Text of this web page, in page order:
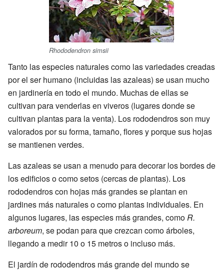
Rhododendron simsii
Tanto las especies naturales como las variedades creadas
por el ser humano (incluidas las azaleas) se usan mucho
en jardinería en todo el mundo. Muchas de ellas se
cultivan para venderlas en viveros (lugares donde se
cultivan plantas para la venta). Los rododendros son muy
valorados por su forma, tamaño, flores y porque sus hojas
se mantienen verdes.
Las azaleas se usan a menudo para decorar los bordes de
los edificios o como setos (cercas de plantas). Los
rododendros con hojas más grandes se plantan en
jardines más naturales o como plantas individuales. En
algunos lugares, las especies más grandes, como R.
arboreum, se podan para que crezcan como árboles,
llegando a medir 10 o 15 metros o incluso más.
El jardín de rododendros más grande del mundo se